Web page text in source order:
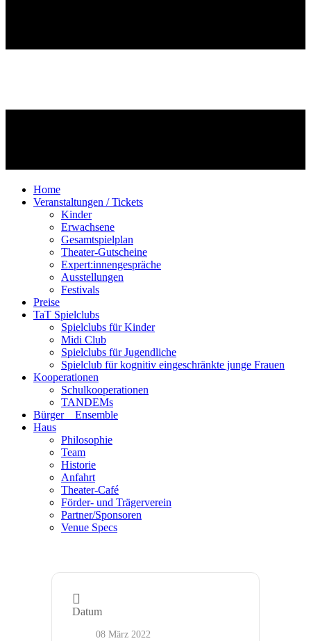
Home
Veranstaltungen / Tickets
Kinder
Erwachsene
Gesamtspielplan
Theater-Gutscheine
Expert:innengespräche
Ausstellungen
Festivals
Preise
TaT Spielclubs
Spielclubs für Kinder
Midi Club
Spielclubs für Jugendliche
Spielclub für kognitiv eingeschränkte junge Frauen
Kooperationen
Schulkooperationen
TANDEMs
Bürger__Ensemble
Haus
Philosophie
Team
Historie
Anfahrt
Theater-Café
Förder- und Trägerverein
Partner/Sponsoren
Venue Specs
Datum
08 März 2022